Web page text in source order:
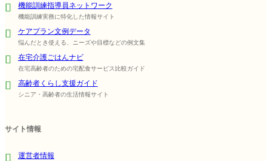
機能訓練指導員ネットワーク
機能訓練実務に特化した情報サイト
ケアプラン文例データ
悩んだとき使える、ニーズや目標などの例文集
在宅介護ごはんナビ
在宅高齢者のための宅配食サービス比較ガイド
高齢者くらし支援ガイド
シニア・高齢者の生活情報サイト
サイト情報
運営者情報